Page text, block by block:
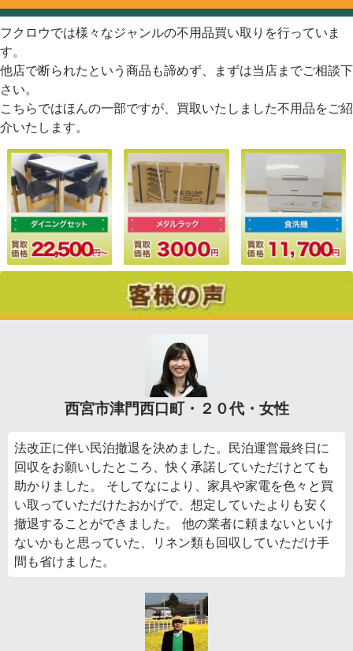
フクロウでは様々なジャンルの不用品買い取りを行っていま
す。
他店で断られたという商品も諦めず、まずは当店までご相談下
さい。
こちらではほんの一部ですが、買取いたしました不用品をご紹
介いたします。
西宮市津門西口町・２０代・女性
法改正に伴い民泊撤退を決めました。民泊運営最終日に
回収をお願いしたところ、快く承諾していただけとても
助かりました。 そしてなにより、家具や家電を色々と買
い取っていただけたおかげで、想定していたよりも安く
撤退することができました。 他の業者に頼まないといけ
ないかもと思っていた、リネン類も回収していただけ手
間も省けました。